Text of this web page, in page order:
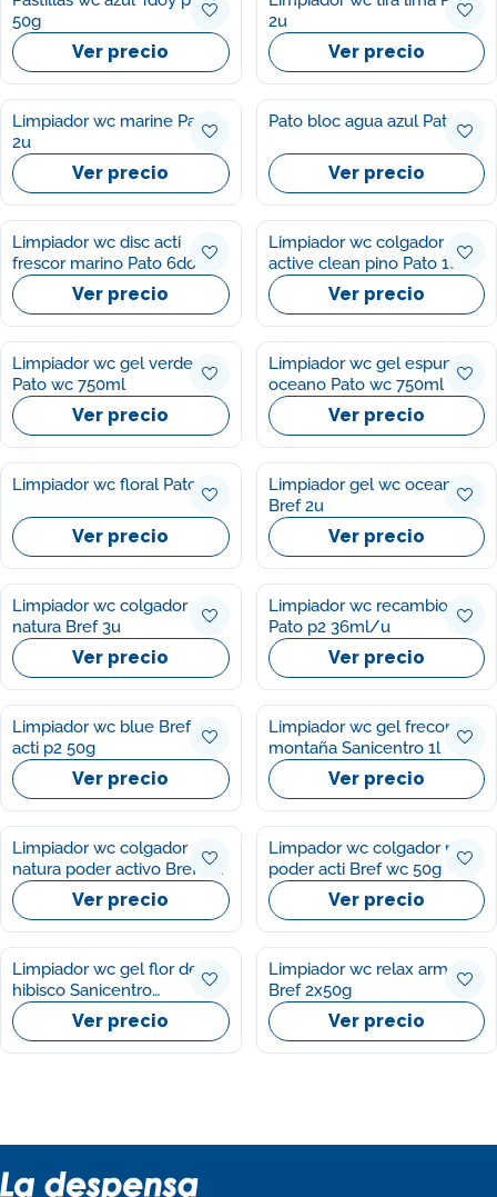
50g
Ver precio
2u
Ver precio
Limpiador wc marine Pato
2u
Ver precio
Pato bloc agua azul Pato 1u
Ver precio
Limpiador wc disc acti
frescor marino Pato 6dosis
Ver precio
Limpiador wc colgador
active clean pino Pato 1u
Ver precio
Limpiador wc gel verde
Pato wc 750ml
Ver precio
Limpiador wc gel espuma
oceano Pato wc 750ml
Ver precio
Limpiador wc floral Pato 1u
Ver precio
Limpiador gel wc oceano
Bref 2u
Ver precio
Limpiador wc colgador
natura Bref 3u
Ver precio
Limpiador wc recambio
Pato p2 36ml/u
Ver precio
Limpiador wc blue Bref wc
acti p2 50g
Ver precio
Limpiador wc gel frecor
montaña Sanicentro 1l
Ver precio
Limpiador wc colgador
natura poder activo Bref wc
p2 50g/uVer precio
Limpador wc colgador natu
poder acti Bref wc 50g
Ver precio
Limpiador wc gel flor de
hibisco Sanicentro
750+250mlVer precio
Limpiador wc relax armonia
Bref 2x50g
Ver precio